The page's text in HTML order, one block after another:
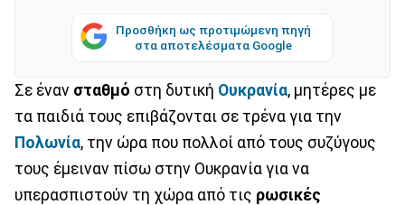
Προσθήκη ως προτιμώμενη πηγή
στα αποτελέσματα Google
Σε έναν σταθμό στη δυτική Ουκρανία, μητέρες με
τα παιδιά τους επιβάζονται σε τρένα για την
Πολωνία, την ώρα που πολλοί από τους συζύγους
τους έμειναν πίσω στην Ουκρανία για να
υπερασπιστούν τη χώρα από τις ρωσικές